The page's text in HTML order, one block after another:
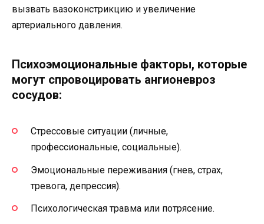
вызвать вазоконстрикцию и увеличение
артериального давления.
Психоэмоциональные факторы, которые
могут спровоцировать ангионевроз
сосудов:
Стрессовые ситуации (личные,
профессиональные, социальные).
Эмоциональные переживания (гнев, страх,
тревога, депрессия).
Психологическая травма или потрясение.